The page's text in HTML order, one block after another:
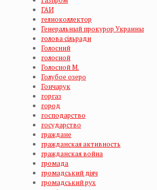
ГАИ
гелиоколлектор
Генеральный прокурор Украины
голова сільради
Голосний
голосной
Голосной М.
Голубое озеро
Гончарук
горгаз
город
господарство
государство
граждане
гражданская активность
гражданская война
громада
громадський діяч
громадський рух